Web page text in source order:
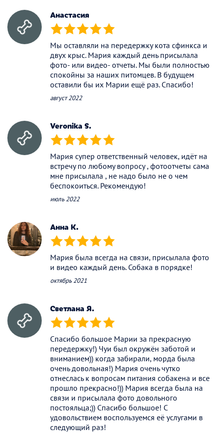
Анастасия
(*) (*) (*) (*) (*)
Мы оставляли на передержку кота сфинкса и
двух крыс. Мария каждый день присылала
фото- или видео- отчеты. Мы были полностью
спокойны за наших питомцев. В будущем
оставили бы их Марии ещё раз. Спасибо!
август 2022
Veronika S.
(*) (*) (*) (*) (*)
Мария супер ответственный человек, идёт на
встречу по любому вопросу , фотоотчеты сама
мне присылала , не надо было не о чем
беспокоиться. Рекомендую!
июль 2022
Анна К.
(*) (*) (*) (*) (*)
Мария была всегда на связи, присылала фото
и видео каждый день. Собака в порядке!
октябрь 2021
Светлана Я.
(*) (*) (*) (*) (*)
Спасибо большое Марии за прекрасную
передержку!) Чуи был окружён заботой и
вниманием)) когда забирали, морда была
очень довольная!) Мария очень чутко
отнеслась к вопросам питания собакена и все
прошло прекрасно!)) Мария всегда была на
связи и присылала фото довольного
постояльца;)) Спасибо большое! С
удовольствием воспользуемся её услугами в
следующий раз!